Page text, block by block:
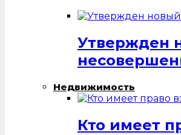
Утвержден
Недвижимость
Кто имеет